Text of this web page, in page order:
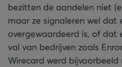
bezitten de aandelen niet
maar ze signaleren wel dat
overgewaardeerd is, of dat
val van bedrijven zoals
Wirecard werd